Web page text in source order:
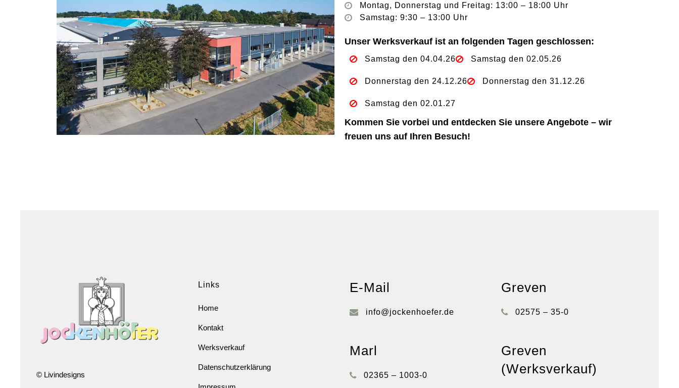
Montag, Donnerstag und Freitag: 13:00 – 18:00 Uhr
Samstag: 9:30 – 13:00 Uhr
Unser Werksverkauf ist an folgenden Tagen geschlossen:
Samstag den 04.04.26 Samstag den 02.05.26
Donnerstag den 24.12.26 Donnerstag den 31.12.26
Samstag den 02.01.27
Kommen Sie vorbei und entdecken Sie unsere Angebote – wir
freuen uns auf Ihren Besuch!
© Livindesigns
Links
Home
Kontakt
Werksverkauf
Datenschutzerklärung
E-Mail
info@jockenhoefer.de
Marl
02365 – 1003-0
Greven
02575 – 35-0
Greven
(Werksverkauf)